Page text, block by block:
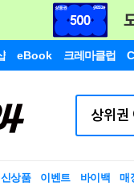
eBook 크레마클럽
신상품 이벤트 바이백 매